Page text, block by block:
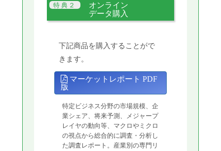
オンライン
データ購入
下記商品を購入することがで
きます。
マーケットレポート PDF
版
特定ビジネス分野の市場規模、企
業シェア、将来予測、メジャープ
レイヤの動向等、マクロやミクロ
の視点から総合的に調査・分析し
た調査レポート。産業別の専門リ